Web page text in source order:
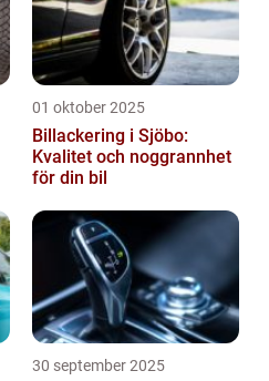
01 oktober 2025
Billackering i Sjöbo:
Kvalitet och noggrannhet
för din bil
30 september 2025